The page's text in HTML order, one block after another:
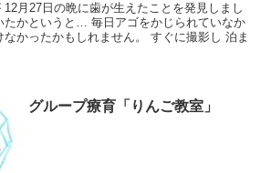
月27日の晩に歯が生えたことを発見しまし
たかというと… 毎日アゴをかじられていなか
なかったかもしれません。 すぐに撮影し 泊ま
グループ療育「りんご教室」